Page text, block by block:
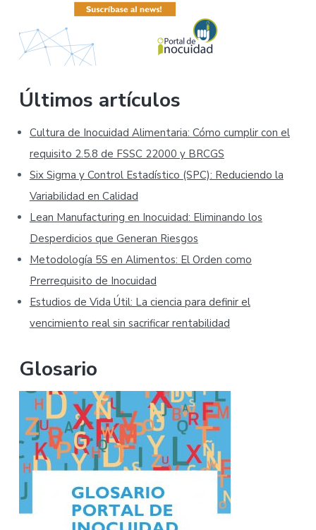
Últimos artículos
Cultura de Inocuidad Alimentaria: Cómo cumplir con el
requisito 2.5.8 de FSSC 22000 y BRCGS
Six Sigma y Control Estadístico (SPC): Reduciendo la
Variabilidad en Calidad
Lean Manufacturing en Inocuidad: Eliminando los
Desperdicios que Generan Riesgos
Metodología 5S en Alimentos: El Orden como
Prerrequisito de Inocuidad
Estudios de Vida Útil: La ciencia para definir el
vencimiento real sin sacrificar rentabilidad
Glosario